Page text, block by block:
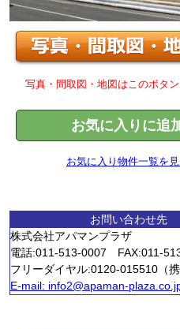
写真・間取図・地図はこのボタ
お気に入りに追
お気に入り物件一覧を
お問い合わせ先
株式会社アパマンプラザ
電話:011-513-0007 FAX:011-
フリーダイヤル:0120-015510（携
E-mail: info2@apaman-